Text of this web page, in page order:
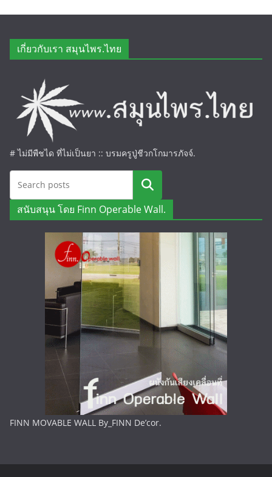
เกี่ยวกับเรา สมุนไพร.ไทย
# ไม่มีพืชได ที่ไม่เป็นยา :: บรมครูปู่ชีวกโกมารภัจจ์.
ค้นหา
สนับสนุน โดย Finn Operable Wall.
FINN MOVABLE WALL By_FINN De’cor.